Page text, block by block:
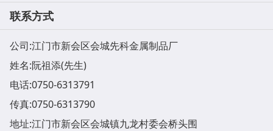
联系方式
公司:江门市新会区会城先科金属制品厂
姓名:阮祖添(先生)
电话:0750-6313791
传真:0750-6313790
地址:江门市新会区会城镇九龙村委会桥头围